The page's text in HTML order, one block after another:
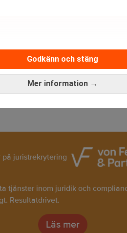
Mer information →
Godkänn och stäng
på juristrekrytering
tjänster inom juridik och
Resultatdrivet.
Läs mer